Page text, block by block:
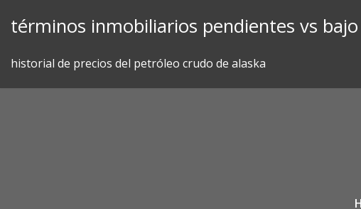
términos inmobiliarios pendientes vs
historial de precios del petróleo crudo de alaska